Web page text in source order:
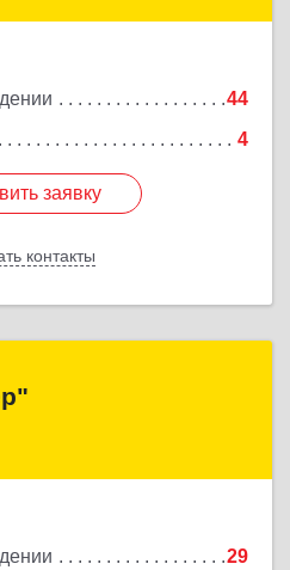
44
4
заявку
контакты
заявку
Назад
29
обл, Белово г, Почтовый